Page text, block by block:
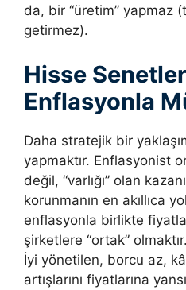
da, bir “üretim” yapmaz
getirmez).
Hisse
Enflasyonla
Daha stratejik bir
yapmaktır. Enflasyonist
değil, “varlığı” olan
korunmanın en akıllıca
enflasyonla birlikte
şirketlere “ortak”
İyi yönetilen, borcu az,
artışlarını fiyatlarına